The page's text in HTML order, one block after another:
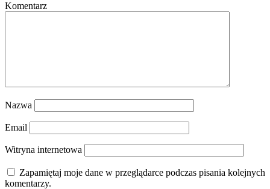
Komentarz
Nazwa
Email
Witryna internetowa
Zapamiętaj moje dane w przeglądarce podczas pisania kolejnych
komentarzy.